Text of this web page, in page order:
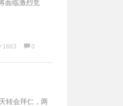
面临激烈竞
1663 0
转会拜仁，两